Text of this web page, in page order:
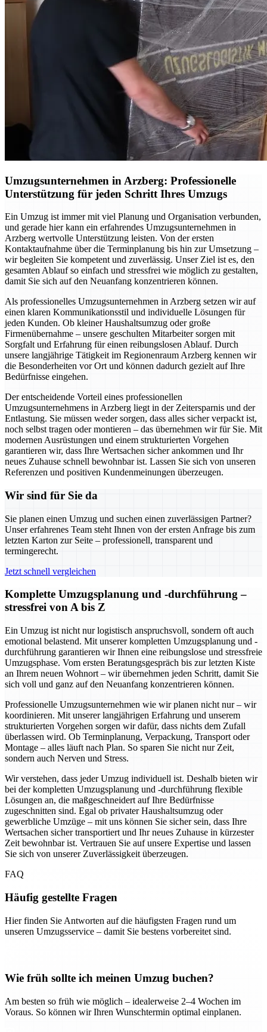
Umzugsunternehmen in Arzberg: Professionelle
Unterstützung für jeden Schritt Ihres Umzugs
Ein Umzug ist immer mit viel Planung und Organisation verbunden,
und gerade hier kann ein erfahrendes Umzugsunternehmen in
Arzberg wertvolle Unterstützung leisten. Von der ersten
Kontaktaufnahme über die Terminplanung bis hin zur Umsetzung –
wir begleiten Sie kompetent und zuverlässig. Unser Ziel ist es, den
gesamten Ablauf so einfach und stressfrei wie möglich zu gestalten,
damit Sie sich auf den Neuanfang konzentrieren können.
Als professionelles Umzugsunternehmen in Arzberg setzen wir auf
einen klaren Kommunikationsstil und individuelle Lösungen für
jeden Kunden. Ob kleiner Haushaltsumzug oder große
Firmenübernahme – unsere geschulten Mitarbeiter sorgen mit
Sorgfalt und Erfahrung für einen reibungslosen Ablauf. Durch
unsere langjährige Tätigkeit im Regionenraum Arzberg kennen wir
die Besonderheiten vor Ort und können dadurch gezielt auf Ihre
Bedürfnisse eingehen.
Der entscheidende Vorteil eines professionellen
Umzugsunternehmens in Arzberg liegt in der Zeitersparnis und der
Entlastung. Sie müssen weder sorgen, dass alles sicher verpackt ist,
noch selbst tragen oder montieren – das übernehmen wir für Sie. Mit
modernen Ausrüstungen und einem strukturierten Vorgehen
garantieren wir, dass Ihre Wertsachen sicher ankommen und Ihr
neues Zuhause schnell bewohnbar ist. Lassen Sie sich von unseren
Referenzen und positiven Kundenmeinungen überzeugen.
Wir sind für Sie da
Sie planen einen Umzug und suchen einen zuverlässigen Partner?
Unser erfahrenes Team steht Ihnen von der ersten Anfrage bis zum
letzten Karton zur Seite – professionell, transparent und
termingerecht.
Jetzt schnell vergleichen
Komplette Umzugsplanung und -durchführung –
stressfrei von A bis Z
Ein Umzug ist nicht nur logistisch anspruchsvoll, sondern oft auch
emotional belastend. Mit unserer kompletten Umzugsplanung und -
durchführung garantieren wir Ihnen eine reibungslose und stressfreie
Umzugsphase. Vom ersten Beratungsgespräch bis zur letzten Kiste
an Ihrem neuen Wohnort – wir übernehmen jeden Schritt, damit Sie
sich voll und ganz auf den Neuanfang konzentrieren können.
Professionelle Umzugsunternehmen wie wir planen nicht nur – wir
koordinieren. Mit unserer langjährigen Erfahrung und unserem
strukturierten Vorgehen sorgen wir dafür, dass nichts dem Zufall
überlassen wird. Ob Terminplanung, Verpackung, Transport oder
Montage – alles läuft nach Plan. So sparen Sie nicht nur Zeit,
sondern auch Nerven und Stress.
Wir verstehen, dass jeder Umzug individuell ist. Deshalb bieten wir
bei der kompletten Umzugsplanung und -durchführung flexible
Lösungen an, die maßgeschneidert auf Ihre Bedürfnisse
zugeschnitten sind. Egal ob privater Haushaltsumzug oder
gewerbliche Umzüge – mit uns können Sie sicher sein, dass Ihre
Wertsachen sicher transportiert und Ihr neues Zuhause in kürzester
Zeit bewohnbar ist. Vertrauen Sie auf unsere Expertise und lassen
Sie sich von unserer Zuverlässigkeit überzeugen.
FAQ
Häufig gestellte Fragen
Hier finden Sie Antworten auf die häufigsten Fragen rund um
unseren Umzugsservice – damit Sie bestens vorbereitet sind.
Wie früh sollte ich meinen Umzug buchen?
Am besten so früh wie möglich – idealerweise 2–4 Wochen im
Voraus. So können wir Ihren Wunschtermin optimal einplanen.